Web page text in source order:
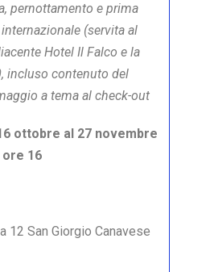
pernottamento e prima
(servita al
Hotel Il Falco e la
incluso contenuto del
a tema al check-out
ottobre al 27 novembre
16
12 San Giorgio Canavese